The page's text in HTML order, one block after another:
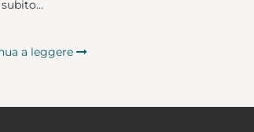
a leggere